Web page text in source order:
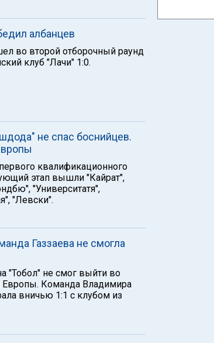
албанцев
во второй отборочный раунд
клуб "Лачи" 1:0.
не спас боснийцев.
квалификационного
этап вышли "Кайрат",
"Университатя",
"Левски".
Газзаева не смогла
"Тобол" не смог выйти во
Европы. Команда Владимира
вничью 1:1 с клубом из